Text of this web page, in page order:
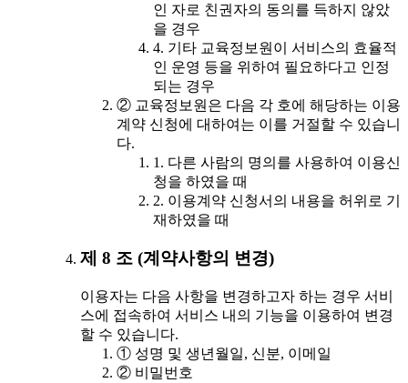
인 자로 친권자의 동의를 득하지 않았
을 경우
4. 기타 교육정보원이 서비스의 효율적
인 운영 등을 위하여 필요하다고 인정
되는 경우
② 교육정보원은 다음 각 호에 해당하는 이용
계약 신청에 대하여는 이를 거절할 수 있습니
다.
1. 다른 사람의 명의를 사용하여 이용신
청을 하였을 때
2. 이용계약 신청서의 내용을 허위로 기
재하였을 때
제 8 조 (계약사항의 변경)
이용자는 다음 사항을 변경하고자 하는 경우 서비
스에 접속하여 서비스 내의 기능을 이용하여 변경
할 수 있습니다.
① 성명 및 생년월일, 신분, 이메일
② 비밀번호